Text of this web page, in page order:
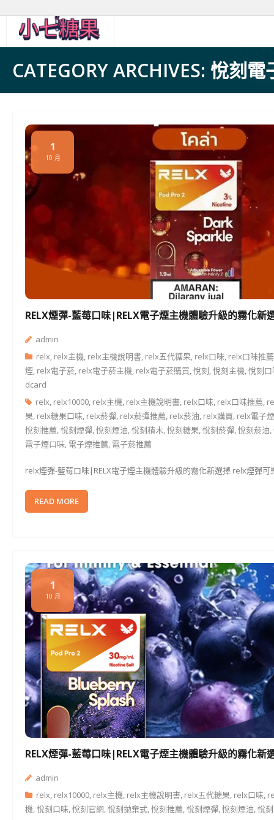
content
CATEGORY ARCHIVES: 悅刻
RELX煙彈-藍莓口味|RELX電子煙主機體驗升級的霧化新
1
10 月
admin
relx, relx主機, relx主機說明書, relx五代糖果, relx口味, relx口味推薦
煙, relx電子菸, relx電子菸主機, relx電子菸購買,悅刻,悅刻主機,悅刻口
dcard
relx, relx10000, relx主機, relx主機說明書, relx口味, relx口味推薦,
果, relx糖果口味, relx菸彈, relx菸彈推薦, relx菸油, relx購買, relx電子煙
悅刻推薦,悅刻煙彈,悅刻煙油,悅刻積木,悅刻糖果,悅刻菸彈,悅刻菸油,
電子煙口味, 電子煙推薦, 電子菸推薦
relx煙彈-藍莓口味|RELX電子煙主機體驗升級的霧化新選擇 relx煙彈
READ MORE
RELX煙彈-藍莓口味|RELX電子煙主機體驗升級的霧化新
1
10 月
admin
relx, relx10000, relx主機, relx主機說明書, relx五代糖果, relx口味,
機,悅刻口味,悅刻官網,悅刻拋棄式,悅刻推薦,悅刻煙彈,悅刻煙油,悅